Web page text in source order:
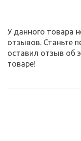
У данного товара
отзывов. Станьте
оставил отзыв об
товаре!